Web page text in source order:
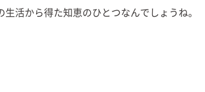
活から得た知恵のひとつなんでしょうね。